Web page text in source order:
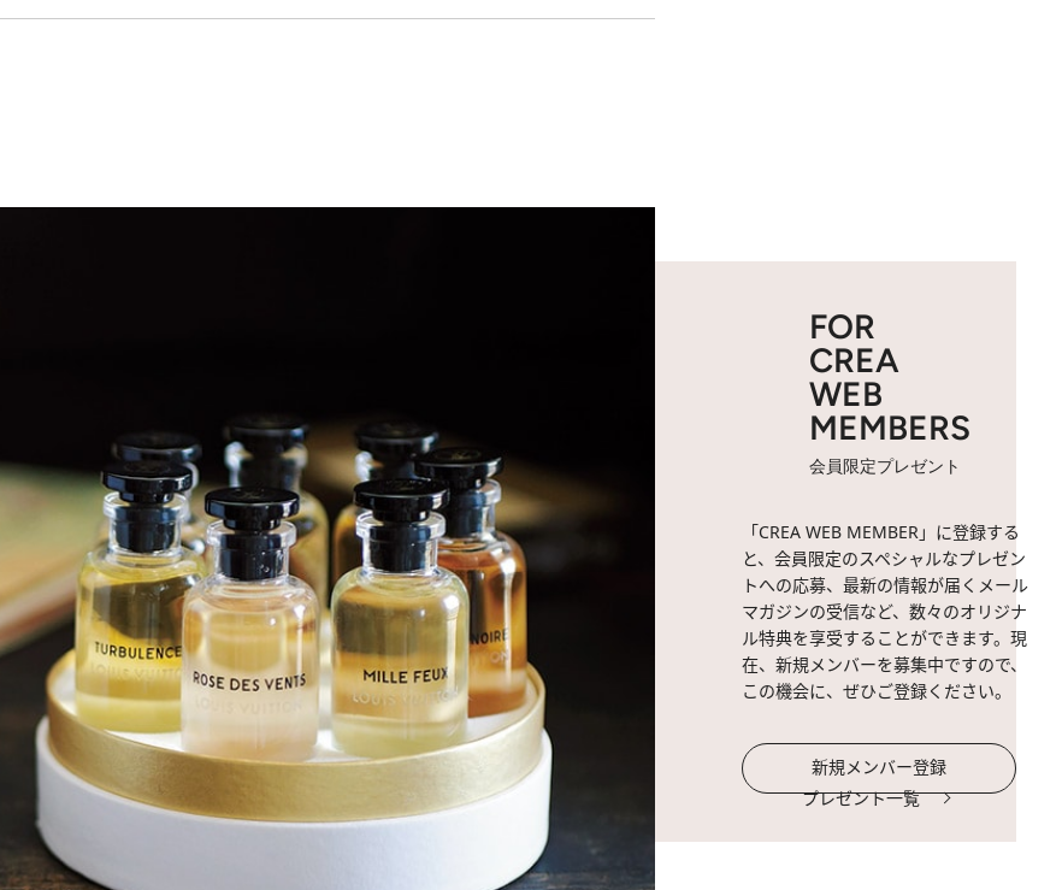
FOR
CREA
WEB
MEMBERS
会員限定プレゼント
「CREA WEB MEMBER」に登録する
と、会員限定のスペシャルなプレゼン
トへの応募、最新の情報が届くメール
マガジンの受信など、数々のオリジナ
ル特典を享受することができます。現
在、新規メンバーを募集中ですので、
この機会に、ぜひご登録ください。
新規メンバー登録
プレゼント一覧